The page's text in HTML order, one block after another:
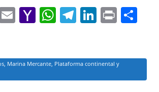
E
l
Y
o
o
W
s
A
T
gr
a
Li
e
dI
Pr
e
Marina Mercante, Plataforma continental y